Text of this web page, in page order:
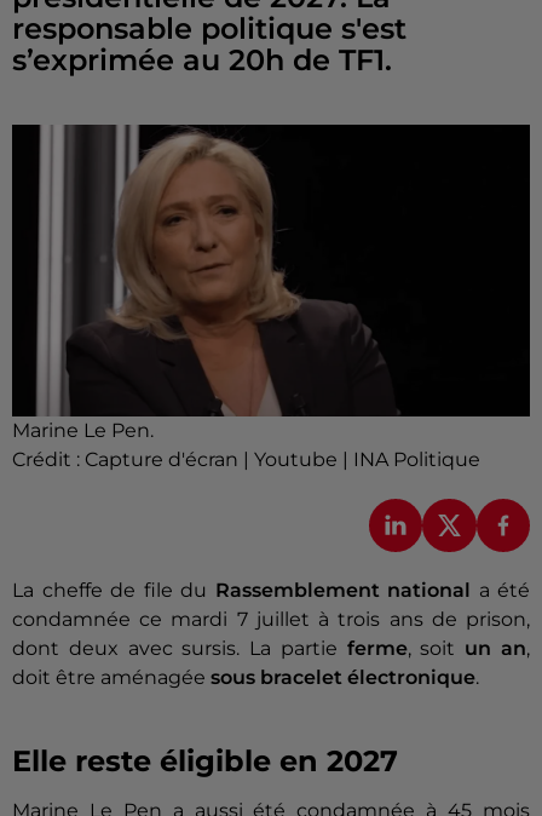
responsable politique s'est
s’exprimée au 20h de TF1.
Marine Le Pen.
Crédit : Capture d'écran | Youtube | INA Politique
La cheffe de file du Rassemblement national
a été
condamnée ce mardi 7 juillet à trois ans de prison,
dont deux avec sursis. La partie ferme, soit un an,
doit être aménagée sous bracelet électronique.
Elle reste éligible en 2027
Marine Le Pen a aussi été condamnée à 45 mois